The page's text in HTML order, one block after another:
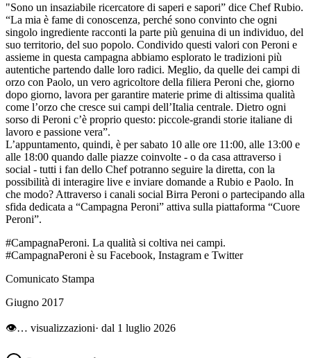
"Sono un insaziabile ricercatore di saperi e sapori” dice Chef Rubio.
“La mia è fame di conoscenza, perché sono convinto che ogni
singolo ingrediente racconti la parte più genuina di un individuo, del
suo territorio, del suo popolo. Condivido questi valori con Peroni e
assieme in questa campagna abbiamo esplorato le tradizioni più
autentiche partendo dalle loro radici. Meglio, da quelle dei campi di
orzo con Paolo, un vero agricoltore della filiera Peroni che, giorno
dopo giorno, lavora per garantire materie prime di altissima qualità
come l’orzo che cresce sui campi dell’Italia centrale. Dietro ogni
sorso di Peroni c’è proprio questo: piccole-grandi storie italiane di
lavoro e passione vera”.
L’appuntamento, quindi, è per sabato 10 alle ore 11:00, alle 13:00 e
alle 18:00 quando dalle piazze coinvolte - o da casa attraverso i
social - tutti i fan dello Chef potranno seguire la diretta, con la
possibilità di interagire live e inviare domande a Rubio e Paolo. In
che modo? Attraverso i canali social Birra Peroni o partecipando alla
sfida dedicata a “Campagna Peroni” attiva sulla piattaforma “Cuore
Peroni”.
#CampagnaPeroni. La qualità si coltiva nei campi.
#CampagnaPeroni è su Facebook, Instagram e Twitter
Comunicato Stampa
Giugno 2017
👁… visualizzazioni· dal 1 luglio 2026